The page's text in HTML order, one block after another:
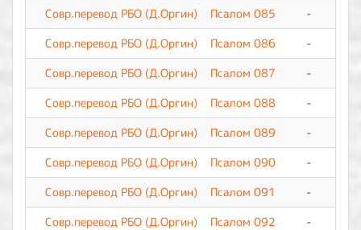
Совр.перевод РБО (Д.Оргин)
Псалом 085 -
Совр.перевод РБО (Д.Оргин)
Псалом 086 -
Совр.перевод РБО (Д.Оргин)
Псалом 087 -
Совр.перевод РБО (Д.Оргин)
Псалом 088 -
Совр.перевод РБО (Д.Оргин)
Псалом 089 -
Совр.перевод РБО (Д.Оргин)
Псалом 090 -
Совр.перевод РБО (Д.Оргин)
Псалом 091 -
Совр.перевод РБО (Д.Оргин)
Псалом 092 -